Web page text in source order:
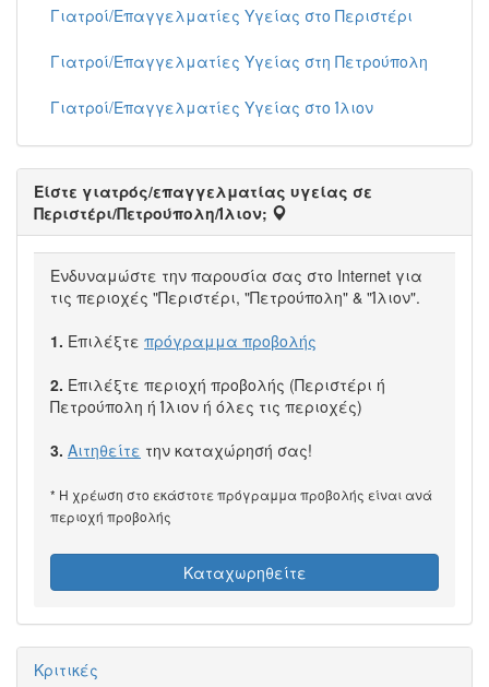
Γιατροί/Επαγγελματίες Υγείας στο Περιστέρι
Γιατροί/Επαγγελματίες Υγείας στη Πετρούπολη
Γιατροί/Επαγγελματίες Υγείας στο Ίλιον
Είστε γιατρός/επαγγελματίας υγείας σε
Περιστέρι/Πετρούπολη/Ίλιον;
Ενδυναμώστε την παρουσία σας στο Internet για
τις περιοχές "Περιστέρι, "Πετρούπολη" & "Ίλιον".
1. Επιλέξτε πρόγραμμα προβολής
2. Επιλέξτε περιοχή προβολής (Περιστέρι ή
Πετρούπολη ή Ίλιον ή όλες τις περιοχές)
3. Αιτηθείτε την καταχώρησή σας!
* Η χρέωση στο εκάστοτε πρόγραμμα προβολής είναι ανά
περιοχή προβολής
Καταχωρηθείτε
Κριτικές